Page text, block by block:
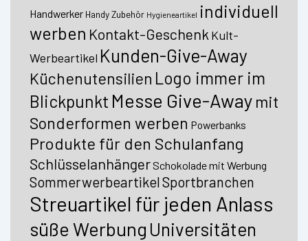
Handwerker Handy Zubehör Hygieneartikel individuell
werben Kontakt-Geschenk Kult-
Werbeartikel Kunden-Give-Away
Küchenutensilien Logo immer im
Blickpunkt Messe Give-Away mit
Sonderformen werben Powerbanks
Produkte für den Schulanfang
SchlüsselanhängerSchokolade mit Werbung
SommerwerbeartikelSportbranchen
Streuartikel für jeden Anlass
süße Werbung Universitäten